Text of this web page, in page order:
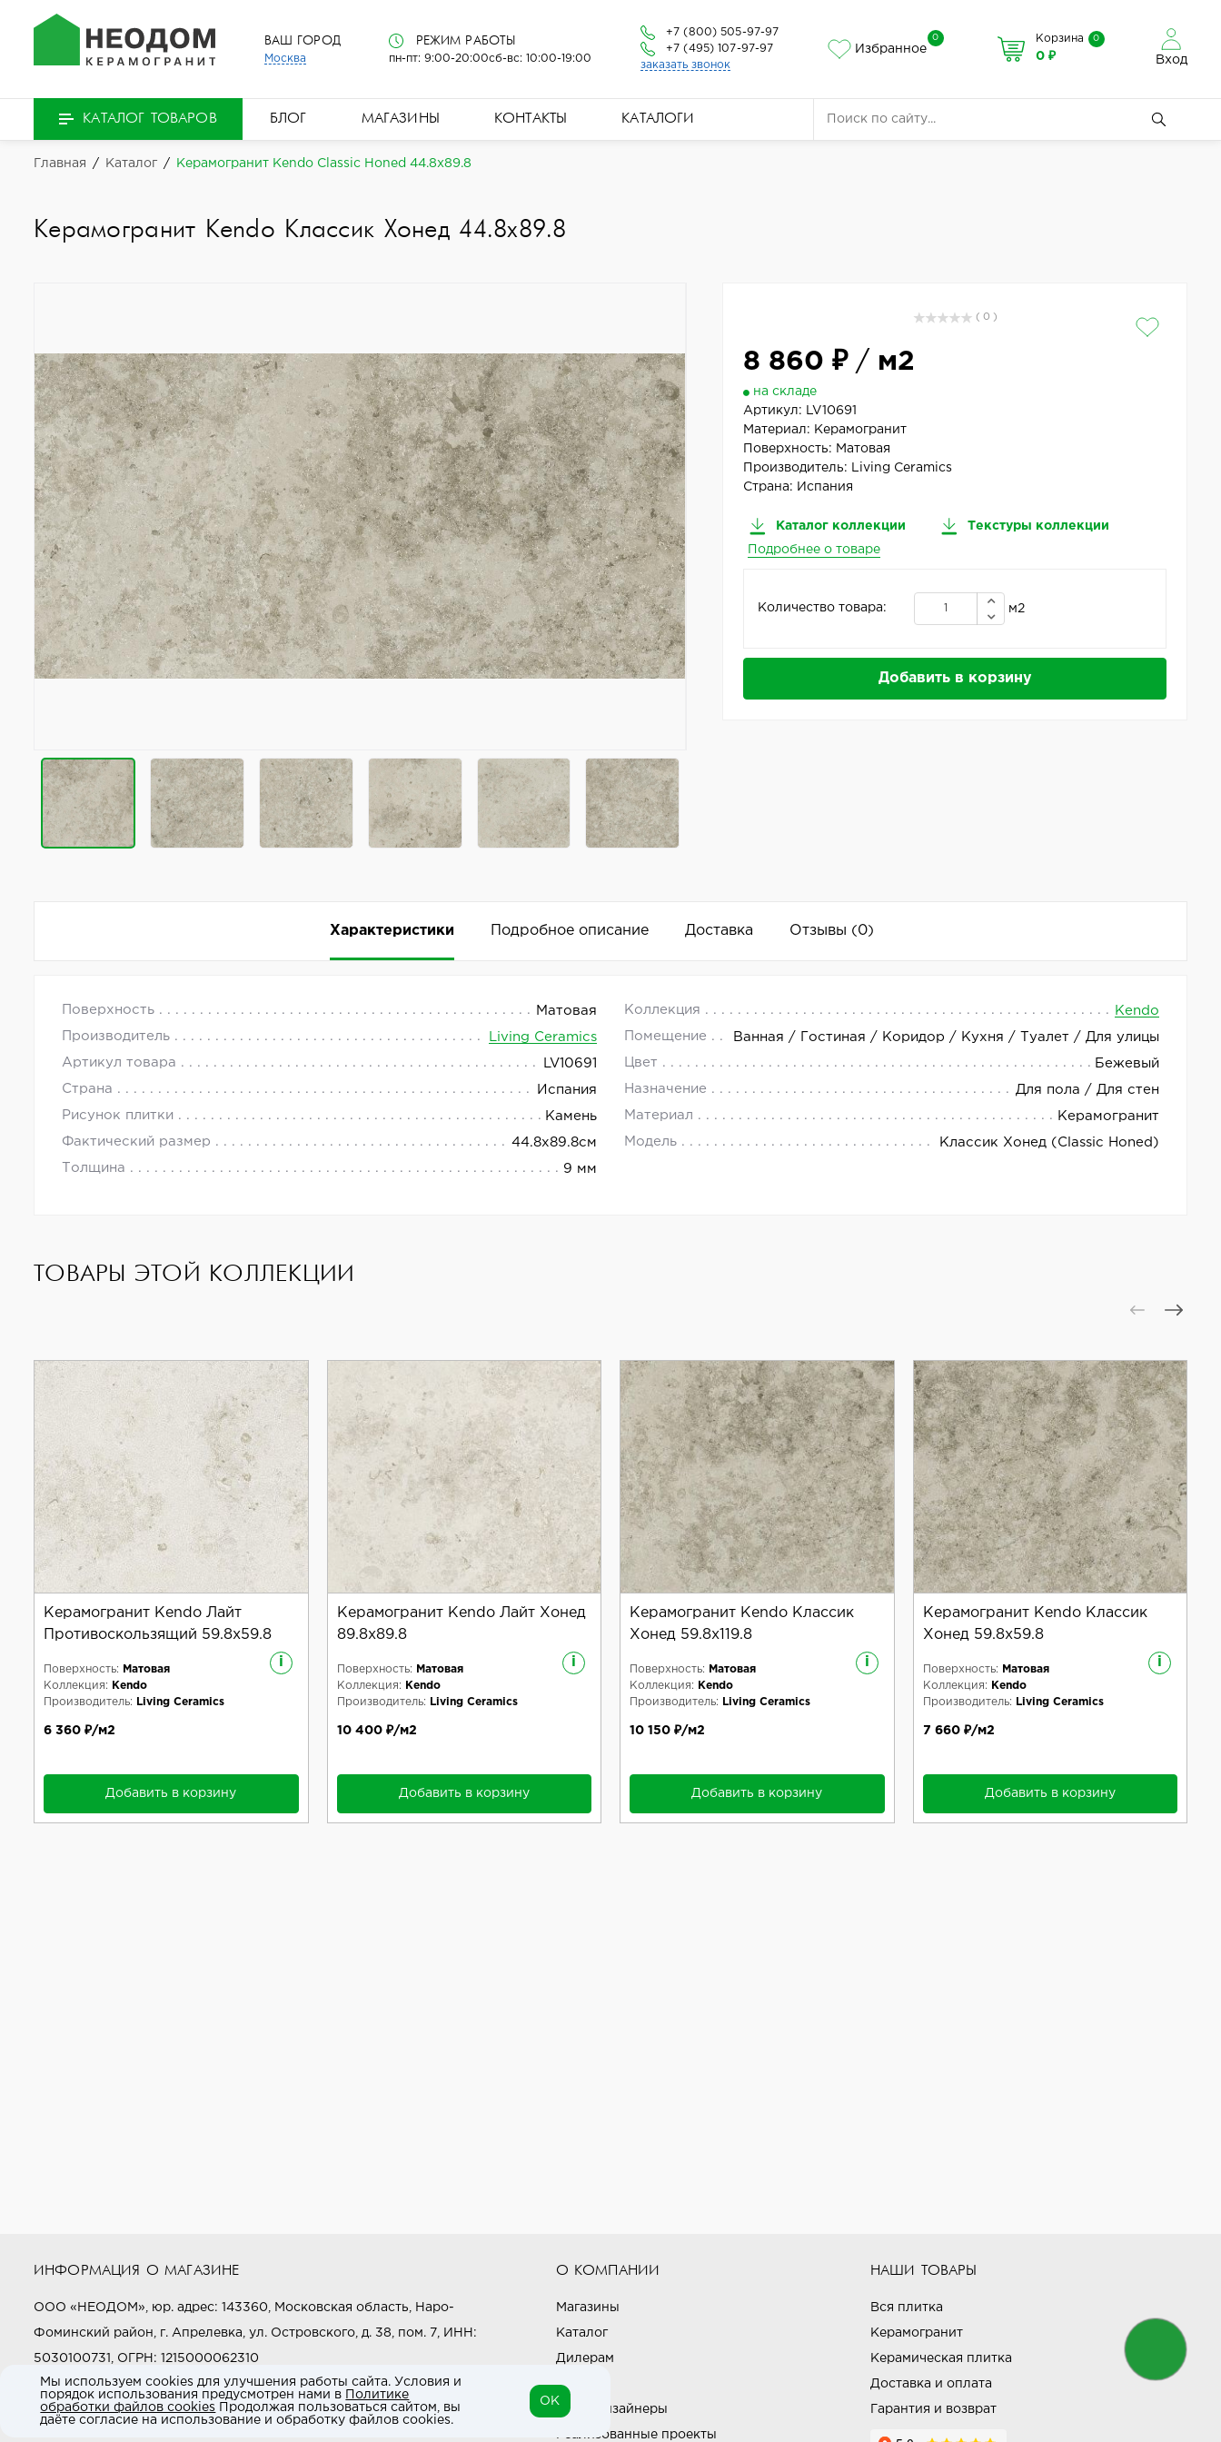
ВАШ ГОРОД
Москва
РЕЖИМ РАБОТЫ
пн-пт: 9:00-20:00сб-вс: 10:00-19:00
+7 (800) 505-97-97
+7 (495) 107-97-97
заказать звонок
Избранное
0 Корзина 0
0 ₽ Вход
КАТАЛОГ ТОВАРОВ БЛОГ МАГАЗИНЫ КОНТАКТЫ КАТАЛОГИ
Главная / Каталог / Керамогранит Kendo Classic Honed 44.8x89.8
Керамогранит Kendo Классик Хонед 44.8x89.8
( 0 )
8 860 ₽/ м2
на складе
Артикул:
LV10691
Материал: Керамогранит
Поверхность: Матовая
Производитель:
Living Ceramics
Страна: Испания
Каталог коллекции Текстуры коллекции
Подробнее о товаре
Количество товара: м2
Добавить в корзину
Характеристики Подробное описание Доставка Отзывы (0)
Поверхность Матовая Коллекция Kendo
Производитель Living Ceramics Помещение Ванная / Гостиная / Коридор / Кухня / Туалет / Для улицы
Артикул товара LV10691 Цвет Бежевый
Страна Испания Назначение Для пола / Для стен
Рисунок плитки Камень Материал Керамогранит
Фактический размер 44.8x89.8см Модель Классик Хонед (Classic Honed)
Толщина 9 мм
Коллекция Kendo от производителя Living Ceramics — это керамогранит, который подойдёт для отделки различных помещений. Размеры плитки — 44,8 x
89,8 см. Керамогранит коллекции Kendo имеет бежевый цвет. Страна производства — Испания. Артикул — LV10691.
Комментарии
Добавить комментарий
ТОВАРЫ ЭТОЙ КОЛЛЕКЦИИ
Керамогранит Kendo Лайт
Противоскользящий 59.8x59.8
i
Поверхность:
Матовая
Коллекция:
Kendo
Производитель:
Living Ceramics
6 360 ₽/м2
Добавить в корзину
Керамогранит Kendo Лайт Хонед
89.8x89.8
i
Поверхность:
Матовая
Коллекция:
Kendo
Производитель:
Living Ceramics
10 400 ₽/м2
Добавить в корзину
Керамогранит Kendo Классик
Хонед 59.8x119.8
i
Поверхность:
Матовая
Коллекция:
Kendo
Производитель:
Living Ceramics
10 150 ₽/м2
Добавить в корзину
Керамогранит Kendo Классик
Хонед 59.8x59.8
i
Поверхность:
Матовая
Коллекция:
Kendo
Производитель:
Living Ceramics
7 660 ₽/м2
Добавить в корзину
ИНФОРМАЦИЯ О МАГАЗИНЕ
ООО «НЕОДОМ», юр. адрес: 143360, Московская область, Наро-
Фоминский район, г. Апрелевка, ул. Островского, д. 38, пом. 7, ИНН:
5030100731, ОГРН: 1215000062310
Звоните нам:+7 (800) 505-97-97
E-mail: market@neodom.ru
О КОМПАНИИ
Магазины
Каталог
Дилерам
Блог
Наши дизайнеры
Реализованные проекты
НАШИ ТОВАРЫ
Вся плитка
Керамогранит
Керамическая плитка
Доставка и оплата
Гарантия и возврат
Мы используем cookies для улучшения работы сайта. Условия и
порядок использования предусмотрен нами в
Политике
обработки файлов cookies Продолжая пользоваться сайтом, вы
даёте согласие на использование и обработку файлов cookies.
OK